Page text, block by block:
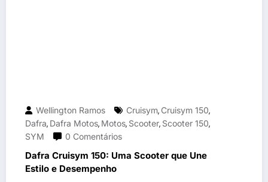
Wellington Ramos Cruisym, Cruisym 150,
Dafra, Dafra Motos, Motos, Scooter, Scooter 150,
SYM
0 Comentários
Dafra Cruisym 150: Uma Scooter que Une
Estilo e Desempenho